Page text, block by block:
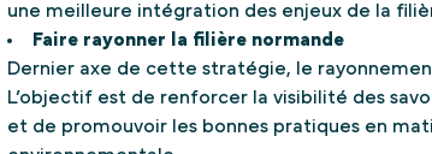
une meilleure intégration des enjeux de la
Faire rayonner la filière normande
Dernier axe de cette stratégie, le
L’objectif est de renforcer la visibilité des
et de promouvoir les bonnes pratiques en